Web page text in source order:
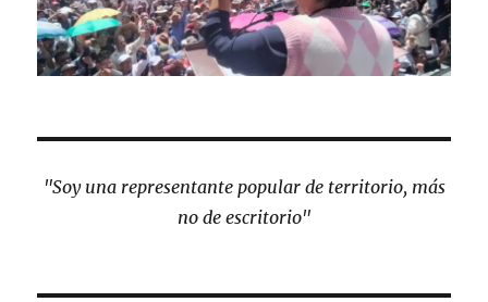
"Soy una representante popular de territorio, más
no de escritorio"